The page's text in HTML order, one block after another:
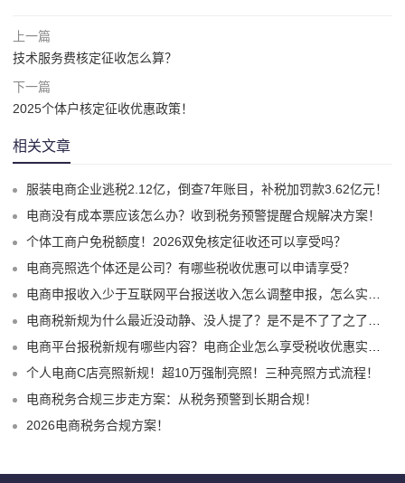
上一篇
技术服务费核定征收怎么算？
下一篇
2025个体户核定征收优惠政策！
相关文章
服装电商企业逃税2.12亿，倒查7年账目，补税加罚款3.62亿元！
电商没有成本票应该怎么办？收到税务预警提醒合规解决方案！
个体工商户免税额度！2026双免核定征收还可以享受吗？
电商亮照选个体还是公司？有哪些税收优惠可以申请享受？
电商申报收入少于互联网平台报送收入怎么调整申报，怎么实现合规申报享受税收优惠！
电商税新规为什么最近没动静、没人提了？是不是不了了之了嘛？
电商平台报税新规有哪些内容？电商企业怎么享受税收优惠实现税务合规？
个人电商C店亮照新规！超10万强制亮照！三种亮照方式流程！
电商税务合规三步走方案：从税务预警到长期合规！
2026电商税务合规方案！